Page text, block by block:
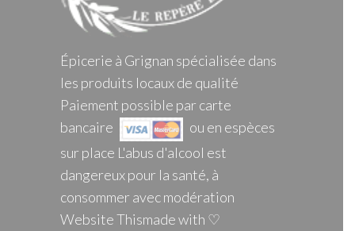
Épicerie à Grignan spécialisée dans
les produits locaux de qualité
Paiement possible par carte
bancaire
ou en espèces
sur place L'abus d'alcool est
dangereux pour la santé, à
consommer avec modération
Website Thismade with ♡